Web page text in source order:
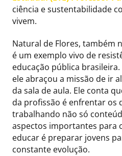
ciência e sustentabilidade
vivem.
Natural de Flores, também
é um exemplo vivo de
educação pública
ele abraçou a missão de ir
da sala de aula. Ele conta
da profissão é enfrentar os
trabalhando não só
aspectos importantes para
educar é preparar jovens
constante evolução.